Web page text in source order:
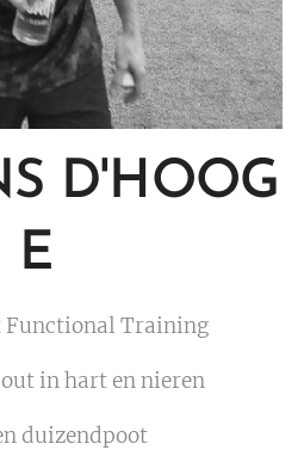
D'HOOG
E
Functional Training
in hart en nieren
duizendpoot